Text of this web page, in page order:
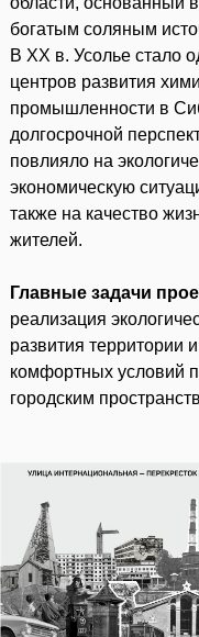
использования:
которые могут быть
проведения
богатым соляным
В XX в. Усолье стало
центров развития
промышленности в
долгосрочной
повлияло на
экономическую
также на качество
жителей.
Главные задачи
реализация
развития территории
комфортных условий
городским